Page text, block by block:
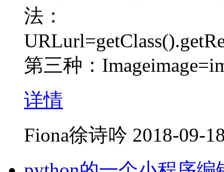
法：
第三种：
详情
Fiona徐诗吟 2018-09-